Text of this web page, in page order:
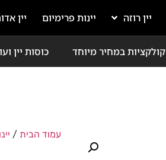
יין רוזה יינות פרימיום יין
קולקציות במחיר מיוחד כוסות יין
עמוד הבית /